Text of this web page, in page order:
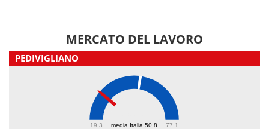
MERCATO DEL LAVORO
PEDIVIGLIANO
media Italia 50.8
19.3 77.1